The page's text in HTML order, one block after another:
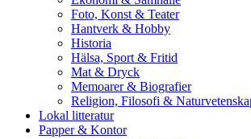
Foto, Konst & Teater
Hantverk & Hobby
Historia
Hälsa, Sport & Fritid
Mat & Dryck
Memoarer & Biografier
Religion, Filosofi &
Lokal litteratur
Papper & Kontor